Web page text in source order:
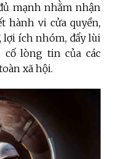
mạnh nhằm nhận
hành vi cửa quyền,
lợi ích nhóm, đẩy lùi
cố lòng tin của các
xã hội.